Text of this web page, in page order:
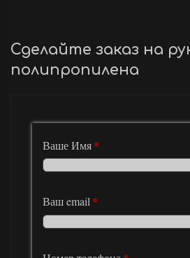
Сделайте заказ на
полипропилена
Ваше Имя
Ваш email